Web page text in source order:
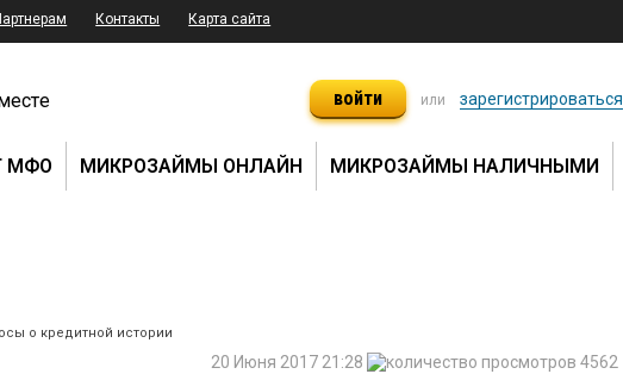
Контакты Карта сайта
войти или зарегистрироваться
МФО МИКРОЗАЙМЫ ОНЛАЙН МИКРОЗАЙМЫ НАЛИЧНЫМИ
о кредитной истории
4562
20 Июня 2017 21:28